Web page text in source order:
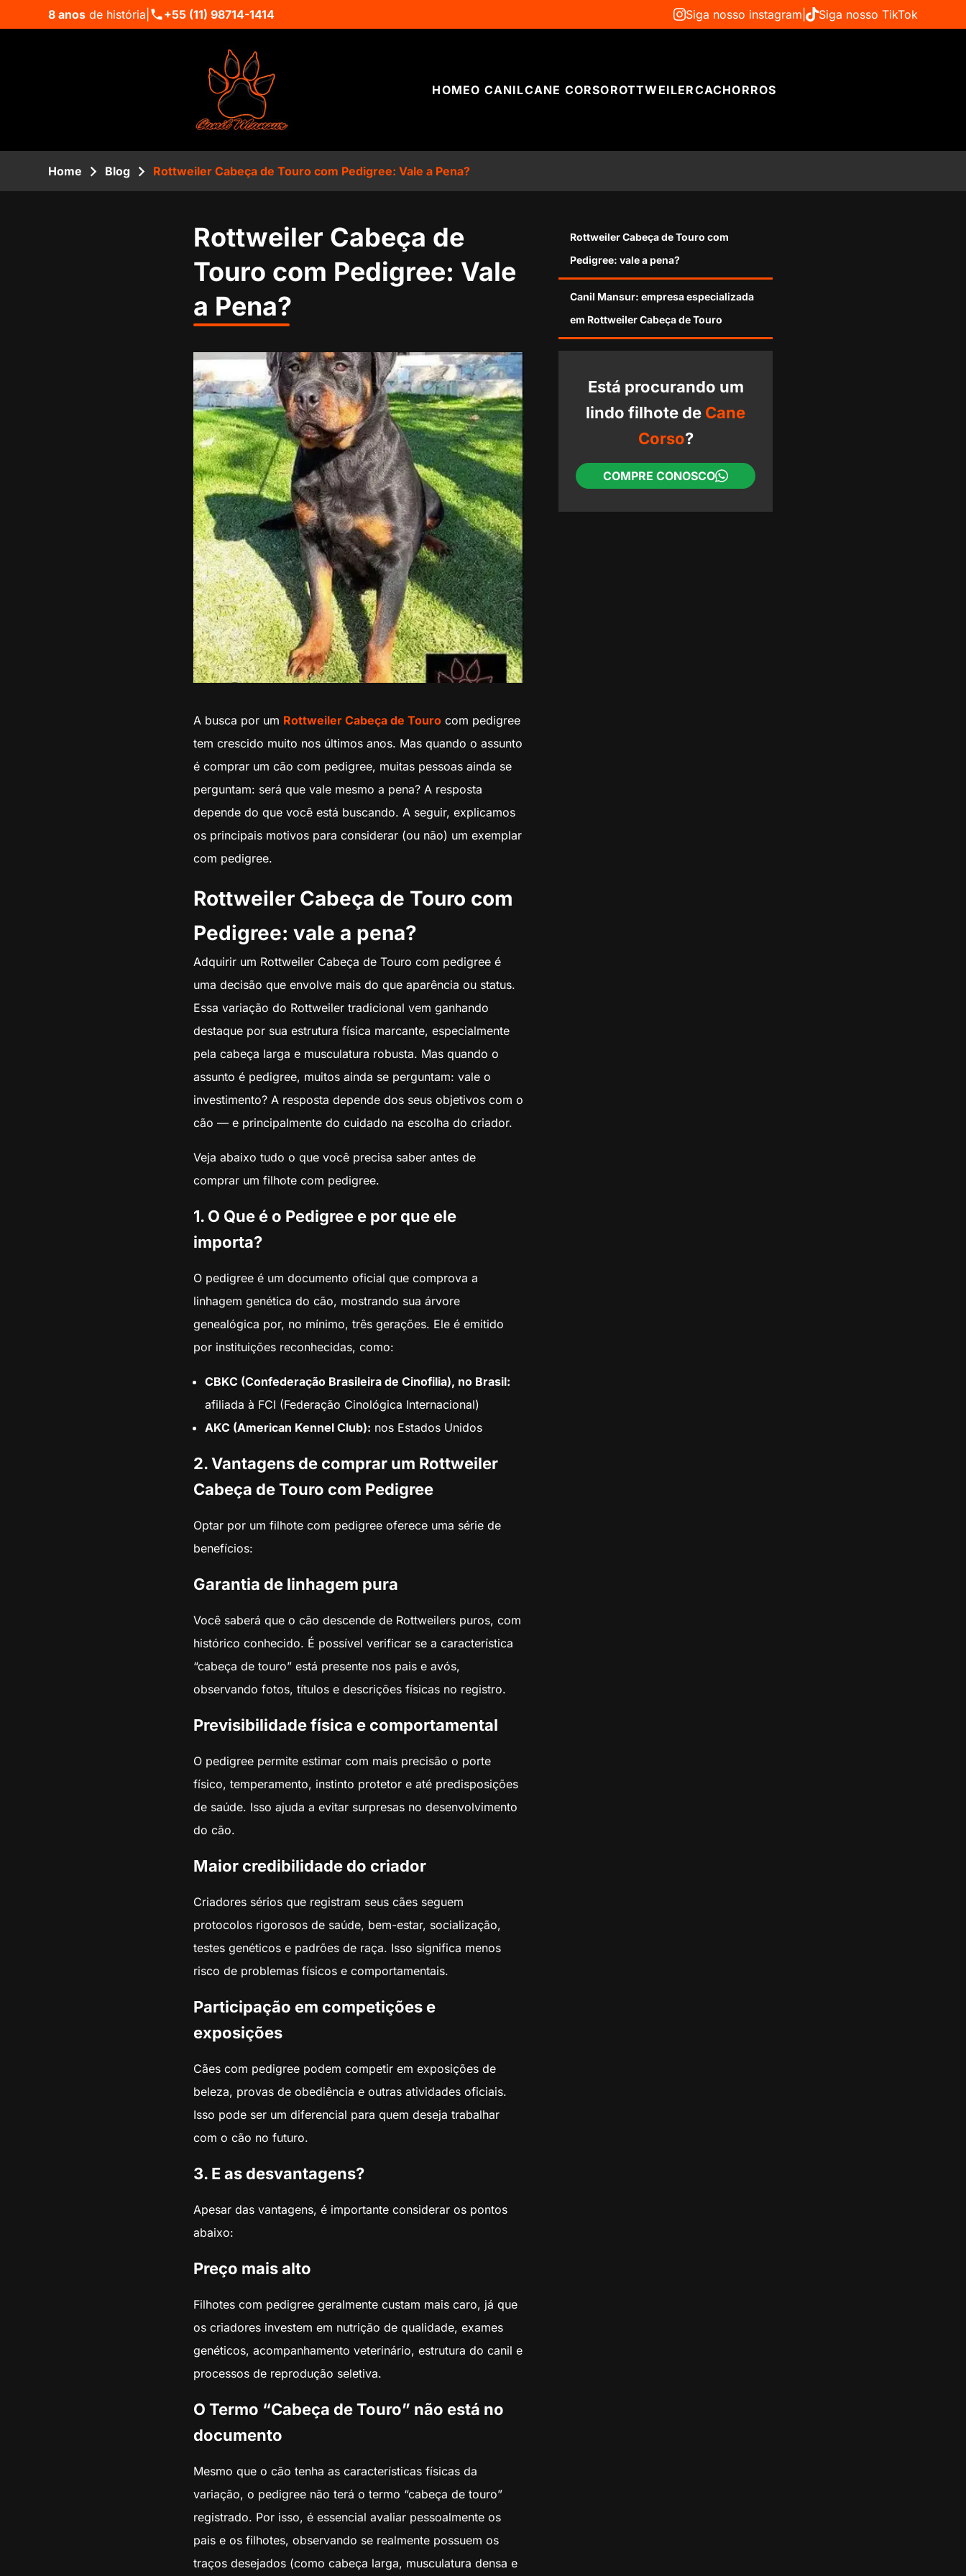
8 anos de história +55 (11) 98714-1414 Siga nosso instagram | Siga nosso TikTok
HOMEO CANILCANE CORSOROTTWEILERCACHORROS
Home Blog Rottweiler Cabeça de Touro com Pedigree: Vale a Pena?
Rottweiler Cabeça de
Touro com Pedigree: Vale
a Pena?
A busca por um Rottweiler Cabeça de Tourocom pedigree
tem crescido muito nos últimos anos. Mas quando o assunto
é comprar um cão com pedigree, muitas pessoas ainda se
perguntam: será que vale mesmo a pena? A resposta
depende do que você está buscando. A seguir, explicamos
os principais motivos para considerar (ou não) um exemplar
com pedigree.
Rottweiler Cabeça de Touro com
Pedigree: vale a pena?
Adquirir um Rottweiler Cabeça de Touro com pedigree é
uma decisão que envolve mais do que aparência ou status.
Essa variação do Rottweiler tradicional vem ganhando
destaque por sua estrutura física marcante, especialmente
pela cabeça larga e musculatura robusta. Mas quando o
assunto é pedigree, muitos ainda se perguntam: vale o
investimento? A resposta depende dos seus objetivos com o
cão — e principalmente do cuidado na escolha do criador.
Veja abaixo tudo o que você precisa saber antes de
comprar um filhote com pedigree.
1. O Que é o Pedigree e por que ele
importa?
O pedigree é um documento oficial que comprova a
linhagem genética do cão, mostrando sua árvore
genealógica por, no mínimo, três gerações. Ele é emitido
por instituições reconhecidas, como:
CBKC (Confederação Brasileira de Cinofilia), no Brasil:
afiliada à FCI (Federação Cinológica Internacional)
AKC (American Kennel Club): nos Estados Unidos
2. Vantagens de comprar um Rottweiler
Cabeça de Touro com Pedigree
Optar por um filhote com pedigree oferece uma série de
benefícios:
Garantia de linhagem pura
Você saberá que o cão descende de Rottweilers puros, com
histórico conhecido. É possível verificar se a característica
“cabeça de touro” está presente nos pais e avós,
observando fotos, títulos e descrições físicas no registro.
Previsibilidade física e comportamental
O pedigree permite estimar com mais precisão o porte
físico, temperamento, instinto protetor e até predisposições
de saúde. Isso ajuda a evitar surpresas no desenvolvimento
do cão.
Maior credibilidade do criador
Criadores sérios que registram seus cães seguem
protocolos rigorosos de saúde, bem-estar, socialização,
testes genéticos e padrões de raça. Isso significa menos
risco de problemas físicos e comportamentais.
Participação em competições e
exposições
Cães com pedigree podem competir em exposições de
beleza, provas de obediência e outras atividades oficiais.
Isso pode ser um diferencial para quem deseja trabalhar
com o cão no futuro.
3. E as desvantagens?
Apesar das vantagens, é importante considerar os pontos
abaixo:
Preço mais alto
Filhotes com pedigree geralmente custam mais caro, já que
os criadores investem em nutrição de qualidade, exames
genéticos, acompanhamento veterinário, estrutura do canil e
processos de reprodução seletiva.
O Termo “Cabeça de Touro” não está no
documento
Mesmo que o cão tenha as características físicas da
variação, o pedigree não terá o termo “cabeça de touro”
registrado. Por isso, é essencial avaliar pessoalmente os
pais e os filhotes, observando se realmente possuem os
traços desejados (como cabeça larga, musculatura densa e
Rottweiler Cabeça de Touro com
Pedigree: vale a pena?
Canil Mansur: empresa especializada
em Rottweiler Cabeça de Touro
Está procurando um
lindo filhote de Cane
Corso?
COMPRE CONOSCO